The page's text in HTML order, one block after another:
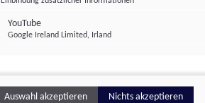
YouTube
Google Ireland Limited, Irland
Auswahl akzeptieren Nichts akzeptieren